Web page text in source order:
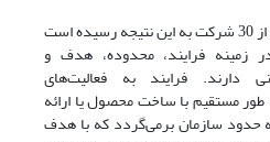
زک (2003، الف) با بررسی بیش از 30 شرکت به این نتیجه رسیده است
زمینه فرایند، محدوده، هدف و
دارند. فرایند به فعالیت‌های
مستقیم با ساخت محصول یا ارائه
سازمان برمی‌گردد که با هدف